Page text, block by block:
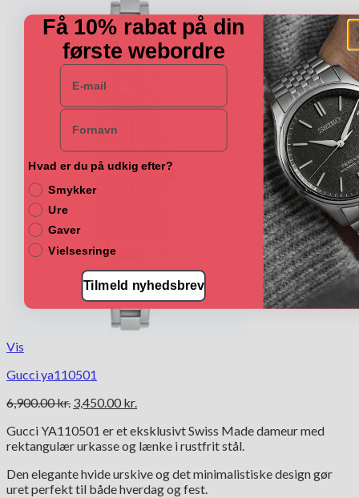
Vis
Gucci ya110501
6,900.00kr. Den
pris
var:
3,450.00 kr.
pris
er:
Gucci YA110501 er et eksklusivt Swiss Made dameur med
rektangulær urkasse og lænke i rustfrit stål.
Den elegante hvide urskive og det minimalistiske design gør
uret perfekt til både hverdag og fest.
Få 10% rabat på din
første webordre
E-mail
Navn
Hvad er du på udkig efter?
Smykker
Ure
Gaver
Vielsesringe
Tilmeld nyhedsbrev